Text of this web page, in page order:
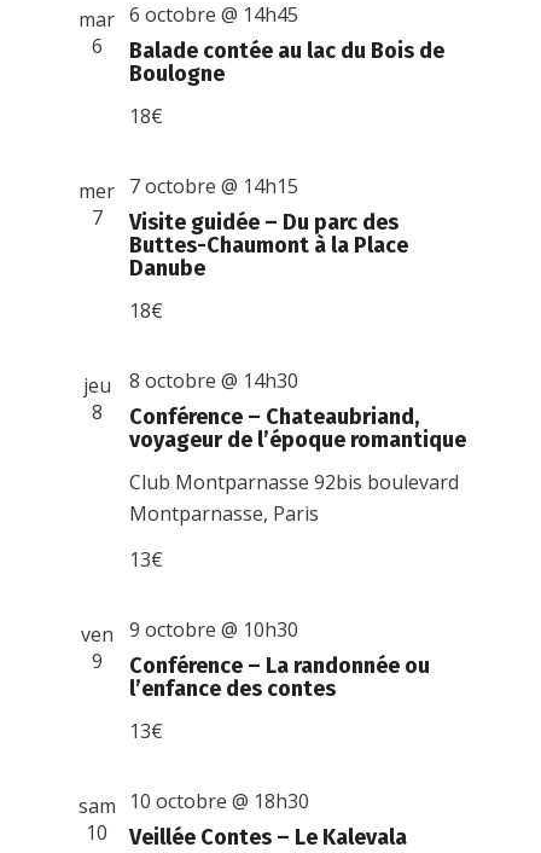
mar
6
Balade contée au lac du Bois de
Boulogne
6 octobre @ 14h45
18€
mer
7
Visite guidée – Du parc des
Buttes-Chaumont à la Place
Danube
7 octobre @ 14h15
18€
jeu
8
Conférence – Chateaubriand,
voyageur de l’époque romantique
8 octobre @ 14h30
Club Montparnasse92bis boulevard
Montparnasse, Paris
13€
ven
9
Conférence – La randonnée ou
l’enfance des contes
9 octobre @ 10h30
13€
sam
10
Veillée Contes – Le Kalevala
10 octobre @ 18h30